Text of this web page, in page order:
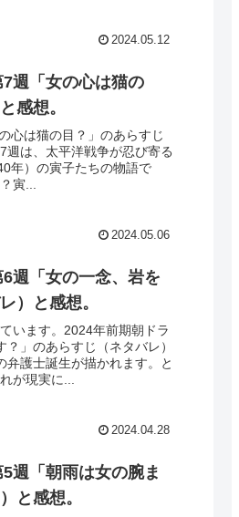
2024.05.12
週「女の心は猫の
感想。
心は猫の目？」のあらすじ
週は、太平洋戦争が忍び寄る
年）の寅子たちの物語で
寅...
2024.05.06
週「女の一念、岩を
）と感想。
います。2024年前期朝ドラ
？」のあらすじ（ネタバレ）
弁護士誕生が描かれます。と
が現実に...
2024.04.28
週「朝雨は女の腕ま
と感想。